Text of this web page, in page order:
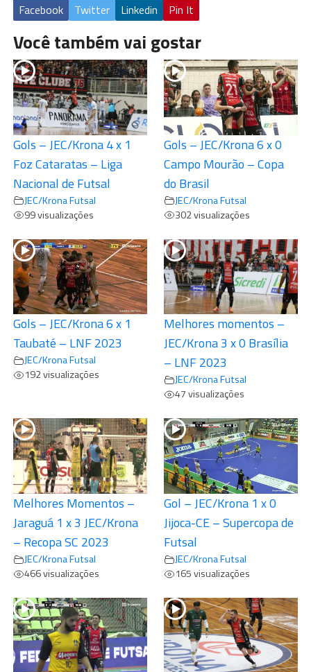
Facebook Twitter Linkedin Pin It
Você também vai gostar
Gols – JEC/Krona 4 x 1
Foz Cataratas – Liga
Nacional de Futsal
JEC/Krona Futsal
99 visualizações
Gols – JEC/Krona 6 x 0
Campo Mourão – Copa
do Brasil
JEC/Krona Futsal
302 visualizações
Gols – JEC/Krona 6 x 1
Taubaté – LNF 2023
JEC/Krona Futsal
192 visualizações
Melhores momentos –
JEC/Krona 3 x 0 Brasília
– LNF 2023
JEC/Krona Futsal
47 visualizações
Melhores Momentos –
Jaraguá 1 x 3 JEC/Krona
– Recopa SC 2023
JEC/Krona Futsal
466 visualizações
Gol – JEC/Krona 1 x 0
Jijoca-CE – Supercopa de
Futsal
JEC/Krona Futsal
165 visualizações